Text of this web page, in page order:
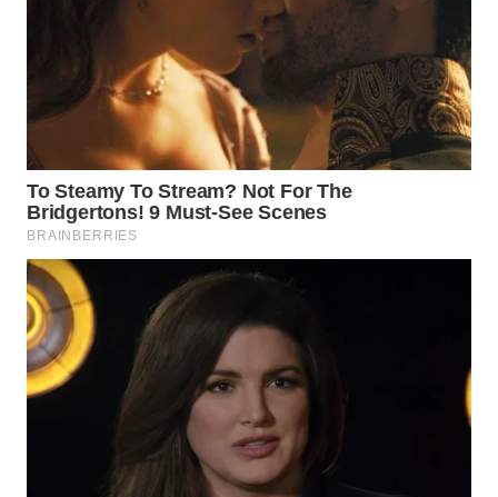
SUKABUMI
PURWAKARTA
WN
PRIANGAN
TIMUR
SEMARANG